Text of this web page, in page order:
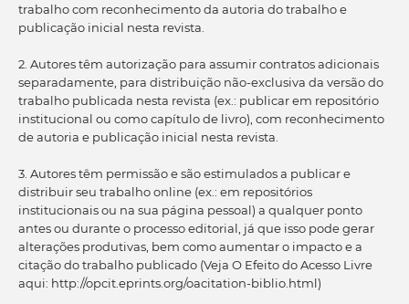
trabalho com reconhecimento da autoria do trabalho e
publicação inicial nesta revista.
2. Autores têm autorização para assumir contratos adicionais
separadamente, para distribuição não-exclusiva da versão do
trabalho publicada nesta revista (ex.: publicar em repositório
institucional ou como capítulo de livro), com reconhecimento
de autoria e publicação inicial nesta revista.
3. Autores têm permissão e são estimulados a publicar e
distribuir seu trabalho online (ex.: em repositórios
institucionais ou na sua página pessoal) a qualquer ponto
antes ou durante o processo editorial, já que isso pode gerar
alterações produtivas, bem como aumentar o impacto e a
citação do trabalho publicado (Veja O Efeito do Acesso Livre
aqui: http://opcit.eprints.org/oacitation-biblio.html)